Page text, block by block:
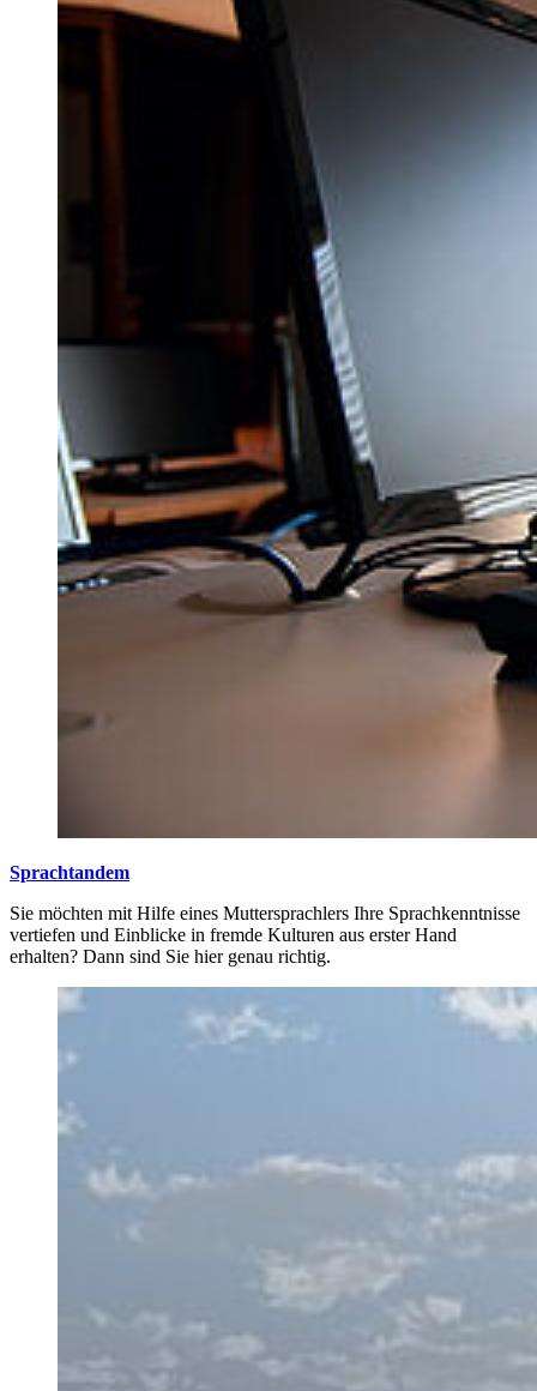
Sprachtandem
Sie möchten mit Hilfe eines Muttersprachlers Ihre Sprachkenntnisse
vertiefen und Einblicke in fremde Kulturen aus erster Hand
erhalten? Dann sind Sie hier genau richtig.